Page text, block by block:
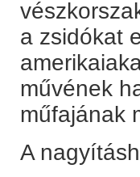
a zsidókat
művének
műfajának
A